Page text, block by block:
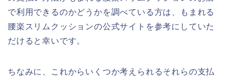
で利用できるのかどうかを調べている方は、もまれる
腰楽スリムクッションの公式サイトを参考にしていた
だけると幸いです。
ちなみに、これからいくつか考えられるそれらの支払